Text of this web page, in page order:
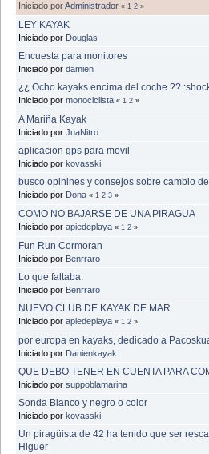
Iniciado porAdministrador « 1 2 »
LEY KAYAK
Iniciado por Douglas
Encuesta para monitores
Iniciado por damien
¿¿ Ocho kayaks encima del coche ??
Iniciado por monociclista « 1 2 »
A Mariña Kayak
Iniciado por JuaNitro
aplicacion gps para movil
Iniciado por kovasski
busco opinines y consejos sobre cambio
Iniciado por Dona « 1 2 3 »
COMO NO BAJARSE DE UNA PIRAGUA
Iniciado por apiedeplaya « 1 2 »
Fun Run Cormoran
Iniciado por Benrraro
Lo que faltaba.
Iniciado por Benrraro
NUEVO CLUB DE KAYAK DE MAR
Iniciado por apiedeplaya « 1 2 »
por europa en kayaks, dedicado a
Iniciado por Danienkayak
QUE DEBO TENER EN CUENTA PARA
Iniciado por suppoblamarina
Sonda Blanco y negro o color
Iniciado por kovasski
Un piragüista de 42 ha tenido que ser
Higuer